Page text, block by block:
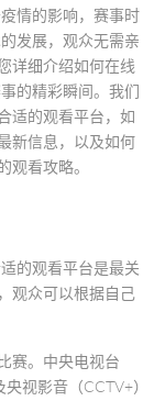
情的影响，赛事时
发展，观众无需亲
详细介绍如何在线
的精彩瞬间。我们
适的观看平台，如
新信息，以及如何
观看攻略。
的观看平台是最关
观众可以根据自己
赛。中央电视台
视影音（CCTV+）